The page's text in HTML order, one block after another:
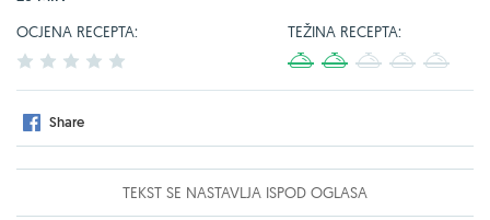
OCJENA RECEPTA:
2 3 4
TEŽINA RECEPTA:
4
Share
TEKST SE NASTAVLJA ISPOD OGLASA